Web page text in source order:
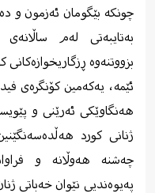
چونکە بێگومان ئەزمون و
بەتایبەتی لەم
بزووتنەوە
ئێمە، یەکەمین کۆنگرەی
هەنگاوێکی ئەرێنی و
ژنانی کورد
چەشنە هەوڵانە و
پەیوەندیی نێوان خەباتی